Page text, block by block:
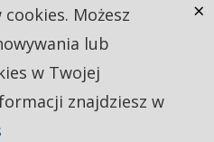
Możesz
lub
w Twojej
znajdziesz w
×